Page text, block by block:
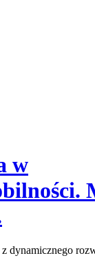
w
dynamicznego